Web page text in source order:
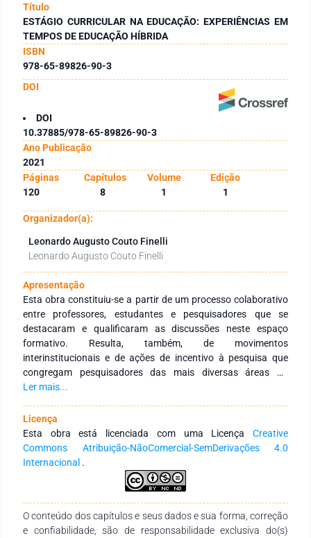
Título
ESTÁGIO CURRICULAR NA EDUCAÇÃO: EXPERIÊNCIAS EM
TEMPOS DE EDUCAÇÃO HÍBRIDA
ISBN
978-65-89826-90-3
DOI
DOI
10.37885/978-65-89826-90-3
Ano Publicação
2021
Páginas
Capítulos Volume
Edição
120
8 1 1
Organizador(a):
Leonardo Augusto Couto Finelli
Leonardo Augusto Couto Finelli
Apresentação
Esta obra constituiu-se a partir de um processo colaborativo
entre professores, estudantes e pesquisadores que se
destacaram e qualificaram as discussões neste espaço
formativo. Resulta, também, de movimentos
interinstitucionais e de ações de incentivo à pesquisa que
congregam pesquisadores das mais diversas áreas do
conhecimento e de diferentes Instituições de Educação
internacional. Tem como objetivo integrar as ações em redes
de pesquisa que tenham a finalidade de fomentar a formação
continuada dos profissionais da educação, por meio da
produção e socialização de conhecimentos das diversas
áreas do saber. Considerados os avanços das Tecnologias da
Informação e Comunicação, a educação progrediu muito, e
ao criar espaços de educação hibrida e remota deu um salto,
tanto quantitativo (em termos de abrangência de maior
número de alunos) quanto qualitativo (ao desenvolver e
Ler mais...
Licença
Esta obra está licenciada com uma Licença Creative
Commons Atribuição-NãoComercial-SemDerivações 4.0
Internacional .
O conteúdo dos capítulos e seus dados e sua forma, correção
e confiabilidade, são de responsabilidade exclusiva do(s)